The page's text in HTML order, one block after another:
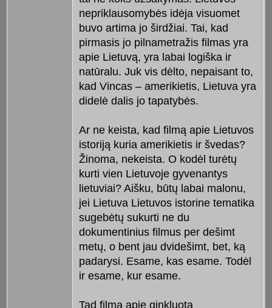
nepriklausomybės idėja visuomet
buvo artima jo širdžiai. Tai, kad
pirmasis jo pilnametražis filmas yra
apie Lietuvą, yra labai logiška ir
natūralu. Juk vis dėlto, nepaisant to,
kad Vincas – amerikietis, Lietuva yra
didelė dalis jo tapatybės.
Ar ne keista, kad filmą apie Lietuvos
istoriją kuria amerikietis ir švedas?
Žinoma, nekeista. O kodėl turėtų
kurti vien Lietuvoje gyvenantys
lietuviai? Aišku, būtų labai malonu,
jei Lietuva Lietuvos istorine tematika
sugebėtų sukurti ne du
dokumentinius filmus per dešimt
metų, o bent jau dvidešimt, bet, ką
padarysi. Esame, kas esame. Todėl
ir esame, kur esame.
Tad filmą apie ginkluotą